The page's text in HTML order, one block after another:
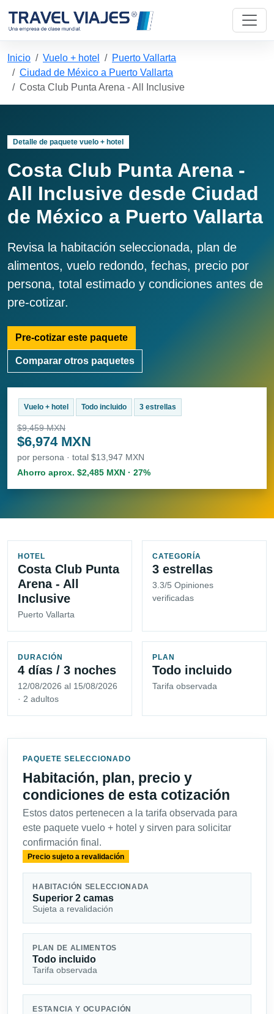
Inicio Vuelo + hotel
Puerto Vallarta
Ciudad de México a Puerto Vallarta
Costa Club Punta Arena - All Inclusive
Detalle de paquete vuelo + hotel
Costa Club Punta Arena -
All Inclusive desde Ciudad
de México a Puerto Vallarta
Revisa la habitación seleccionada, plan de
alimentos, vuelo redondo, fechas, precio por
persona, total estimado y condiciones antes de
pre-cotizar.
Pre-cotizar este paquete
Comparar otros paquetes
Vuelo + hotel Todo incluido 3 estrellas
$9,459 MXN
$6,974 MXN
por persona · total $13,947 MXN
Ahorro aprox. $2,485 MXN · 27%
HOTEL
Costa Club Punta
Arena - All
Inclusive
Puerto Vallarta
CATEGORÍA
3 estrellas
3.3/5 Opiniones
verificadas
DURACIÓN
4 días / 3 noches
12/08/2026 al 15/08/2026
· 2 adultos
PLAN
Todo incluido
Tarifa observada
PAQUETE SELECCIONADO
Habitación, plan, precio y
condiciones de esta cotización
Estos datos pertenecen a la tarifa observada para
este paquete vuelo + hotel y sirven para solicitar
confirmación final.
Precio sujeto a revalidación
HABITACIÓN SELECCIONADA
Superior 2 camas
Sujeta a revalidación
PLAN DE ALIMENTOS
Todo incluido
Tarifa observada
ESTANCIA Y OCUPACIÓN